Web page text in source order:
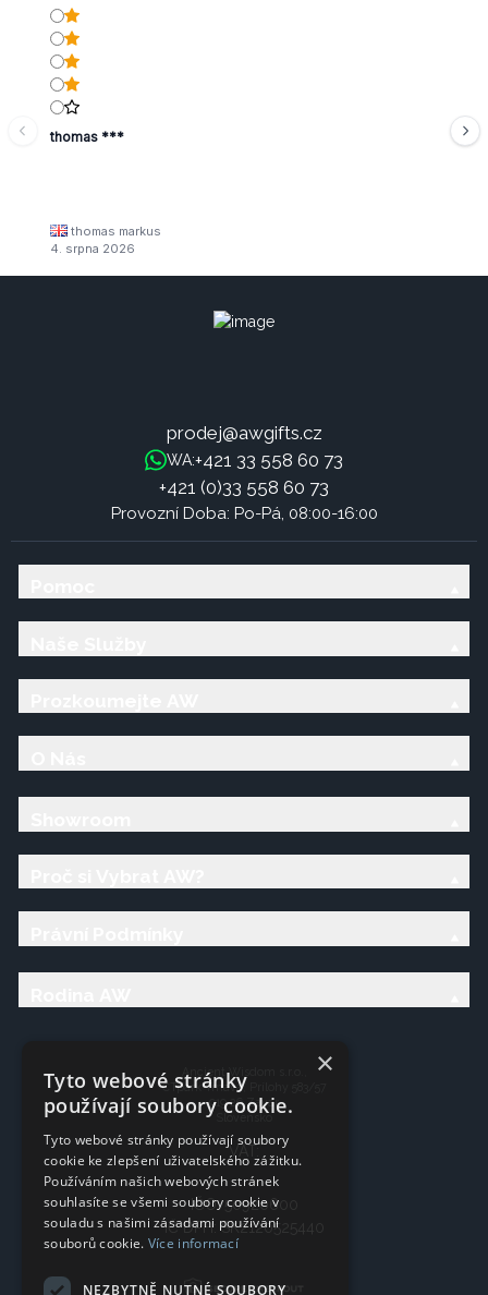
thomas ***
thomas markus
4. srpna 2026
prodej@awgifts.cz
WA:+421 33 558 60 73
+421 (0)33 558 60 73
Provozní Doba: Po-Pá, 08:00-16:00
Ancient Wisdom s.r.o.,
CTpark Trnava, Prílohy 583/57
919 26 Zavar
VAT:
IČO: 50920600
IČ DPH: SK2120525440
×
Tyto webové stránky
používají soubory cookie.
Tyto webové stránky používají soubory
cookie ke zlepšení uživatelského zážitku.
Používáním našich webových stránek
souhlasíte se všemi soubory cookie v
souladu s našimi zásadami používání
souborů cookie. Více informací
NEZBYTNĚ NUTNÉ SOUBORY